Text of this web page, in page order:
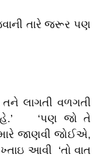
તારે જરૂર પણ
તને લાગતી વળગતી
‘પણ જો તે
જાણવી જોઈએ,
આવી ‘તો વાત